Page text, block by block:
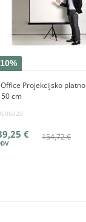
Projekcijsko
cm
154,72 €
€